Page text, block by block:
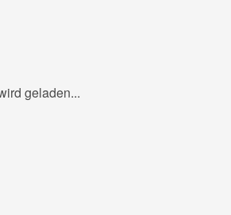
geladen...